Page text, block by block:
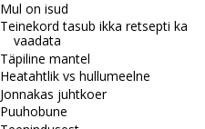
Mul on isud
Teinekord tasub ikka retsepti ka
vaadata
Täpiline mantel
Heatahtlik vs hullumeelne
Jonnakas juhtkoer
Puuhobune